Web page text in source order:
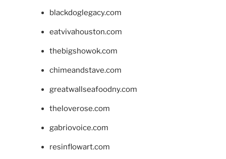
blackdoglegacy.com
eatvivahouston.com
thebigshowok.com
chimeandstave.com
greatwallseafoodny.com
theloverose.com
gabriovoice.com
resinflowart.com